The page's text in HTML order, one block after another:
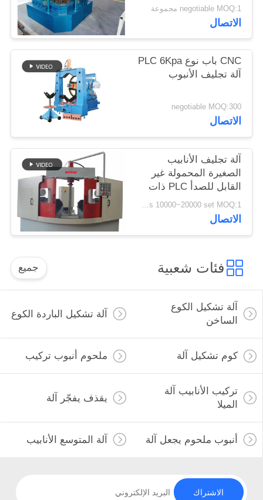
خريطة
الموقع
PRIVACY
POLICY
negotiable MOQ:1 مجموعة
الاتصال
CNC باب نوع PLC 6Kpa
آلة تجليف الأنبوب
negotiable MOQ:300
الاتصال
آلة تجليف الأنابيب
الصغيرة المحمولة غير
القابل للصدأ PLC ذات
كفاءة عالية
us 10000~20000 set MOQ:1 مجموعة
الاتصال
فئات شعبية جميع
آلة تشكيل الكوع
الساخن
آلة تشكيل الباردة الكوع
كوم تشكيل آلة ملحوم أنبوب تركيب
تركيب الأنابيب آلة
الميلا
يقذف يفجّر آلة
أنبوب ملحوم يجعل آلة آلة المتوسع الأنابيب
الاشتراك